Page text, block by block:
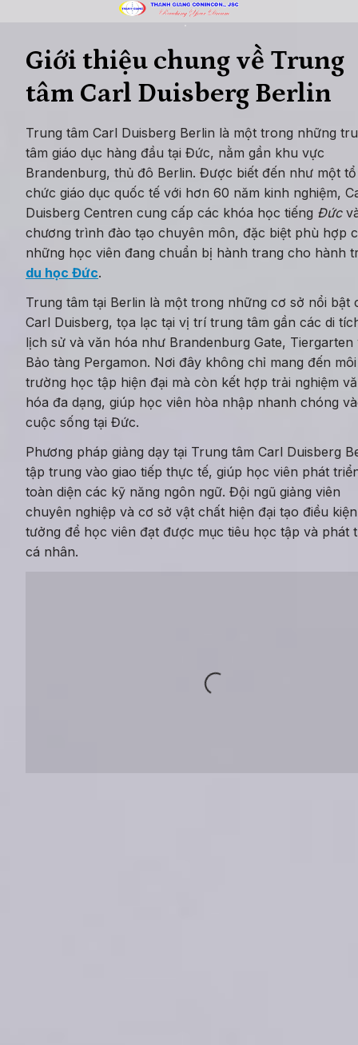
Giới thiệu chung về Trung
tâm Carl Duisberg Berlin
Trung tâm Carl Duisberg Berlin là một trong những
tâm giáo dục hàng đầu tại Đức, nằm gần khu vực
Brandenburg, thủ đô Berlin. Được biết đến như một tổ
chức giáo dục quốc tế với hơn 60 năm kinh nghiệm,
Duisberg Centren cung cấp các khóa học tiếng Đức
chương trình đào tạo chuyên môn, đặc biệt phù hợp
du học Đức.
Trung tâm tại Berlin là một trong những cơ sở nổi bật
Carl Duisberg, tọa lạc tại vị trí trung tâm gần các di
lịch sử và văn hóa như Brandenburg Gate, Tiergarten
Bảo tàng Pergamon. Nơi đây không chỉ mang đến môi
trường học tập hiện đại mà còn kết hợp trải nghiệm
hóa đa dạng, giúp học viên hòa nhập nhanh chóng
cuộc sống tại Đức.
Phương pháp giảng dạy tại Trung tâm Carl Duisberg
tập trung vào giao tiếp thực tế, giúp học viên phát
toàn diện các kỹ năng ngôn ngữ. Đội ngũ giảng viên
chuyên nghiệp và cơ sở vật chất hiện đại tạo điều
tưởng để học viên đạt được mục tiêu học tập và phát
cá nhân.
Loading...